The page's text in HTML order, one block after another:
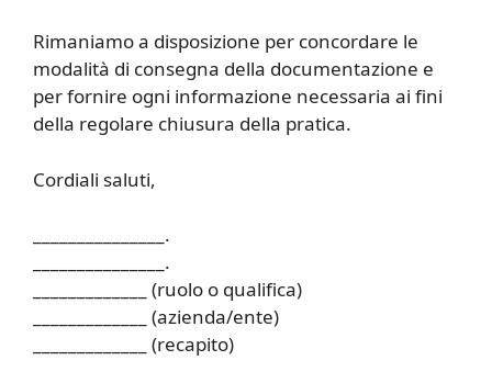
Rimaniamo a disposizione per concordare le
modalità di consegna della documentazione e
per fornire ogni informazione necessaria ai fini
della regolare chiusura della pratica.
Cordiali saluti,
_______________.
_______________.
_____________ (ruolo o qualifica)
_____________ (azienda/ente)
_____________ (recapito)